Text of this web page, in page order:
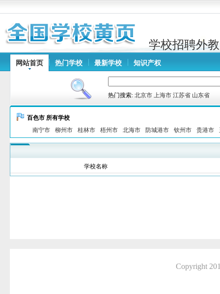
学校招聘外教
网站首页 热门学校 最新学校 知识产权
热门搜索: 北京市 上海市 江苏省 山东省
百色市 所有学校
南宁市
柳州市 桂林市 梧州市 北海市 防城港市 钦州市 贵港市
学校名称
Copyright